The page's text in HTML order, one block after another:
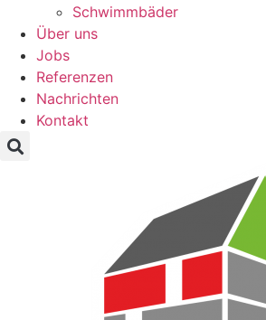
Schwimmbäder
Über uns
Jobs
Referenzen
Nachrichten
Kontakt